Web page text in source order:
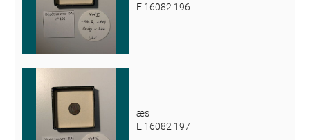
E 16082 196
æs
E 16082 197